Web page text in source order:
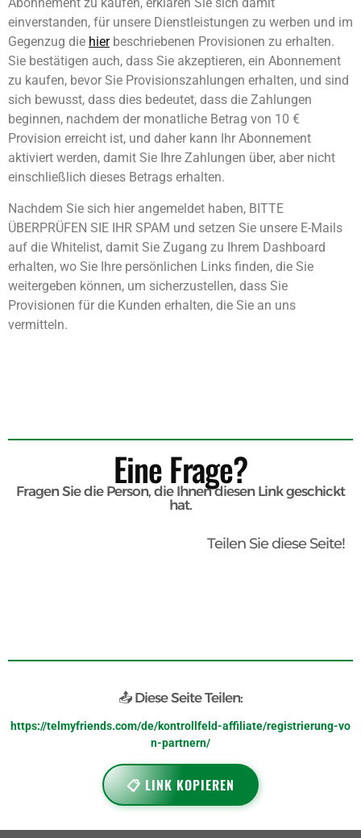
einverstanden, für unsere Dienstleistungen zu werben und im
Gegenzug die hierbeschriebenen Provisionen zu erhalten.
Sie bestätigen auch, dass Sie akzeptieren, ein Abonnement
zu kaufen, bevor Sie Provisionszahlungen erhalten, und sind
sich bewusst, dass dies bedeutet, dass die Zahlungen
beginnen, nachdem der monatliche Betrag von 10 €
Provision erreicht ist, und daher kann Ihr Abonnement
aktiviert werden, damit Sie Ihre Zahlungen über, aber nicht
einschließlich dieses Betrags erhalten.
Nachdem Sie sich hier angemeldet haben, BITTE
ÜBERPRÜFEN SIE IHR SPAM und setzen Sie unsere E-Mails
auf die Whitelist, damit Sie Zugang zu Ihrem Dashboard
erhalten, wo Sie Ihre persönlichen Links finden, die Sie
weitergeben können, um sicherzustellen, dass Sie
Provisionen für die Kunden erhalten, die Sie an uns
vermitteln.
Eine Frage?
Fragen Sie die Person, die Ihnen diesen Link geschickt
hat.
Teilen Sie diese Seite!
📤 Diese Seite Teilen:
https://telmyfriends.com/de/kontrollfeld-affiliate/registrierung-vo
n-partnern/
📋 LINK KOPIEREN